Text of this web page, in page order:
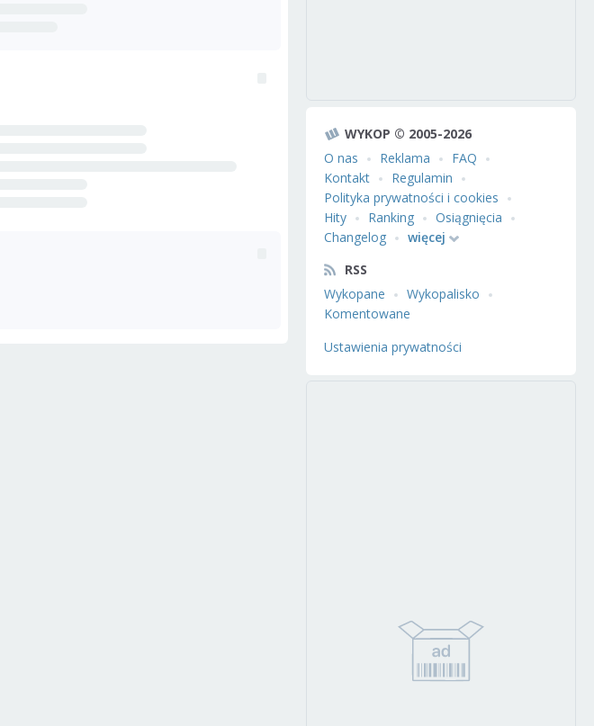
WYKOP © 2005-2026
O nas
Reklama
FAQ
Kontakt
Regulamin
Polityka prywatności i cookies
Hity
Ranking
Osiągnięcia
Changelog
więcej
RSS
Wykopane
Wykopalisko
Komentowane
Ustawienia prywatności